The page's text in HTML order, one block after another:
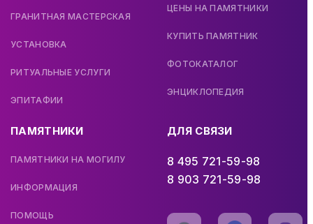
ГРАНИТНАЯ МАСТЕРСКАЯ
УСТАНОВКА
РИТУАЛЬНЫЕ УСЛУГИ
ЭПИТАФИИ
ЦЕНЫ НА ПАМЯТНИКИ
КУПИТЬ ПАМЯТНИК
ФОТОКАТАЛОГ
ЭНЦИКЛОПЕДИЯ
ПАМЯТНИКИ
ПАМЯТНИКИ НА МОГИЛУ
ИНФОРМАЦИЯ
ПОМОЩЬ
ДЛЯ СВЯЗИ
8 495 721-59-98
8 903 721-59-98